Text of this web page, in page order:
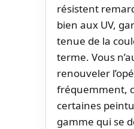
résistent
bien aux UV,
tenue de la
terme. Vous
renouveler
fréquemment,
certaines
gamme qui se